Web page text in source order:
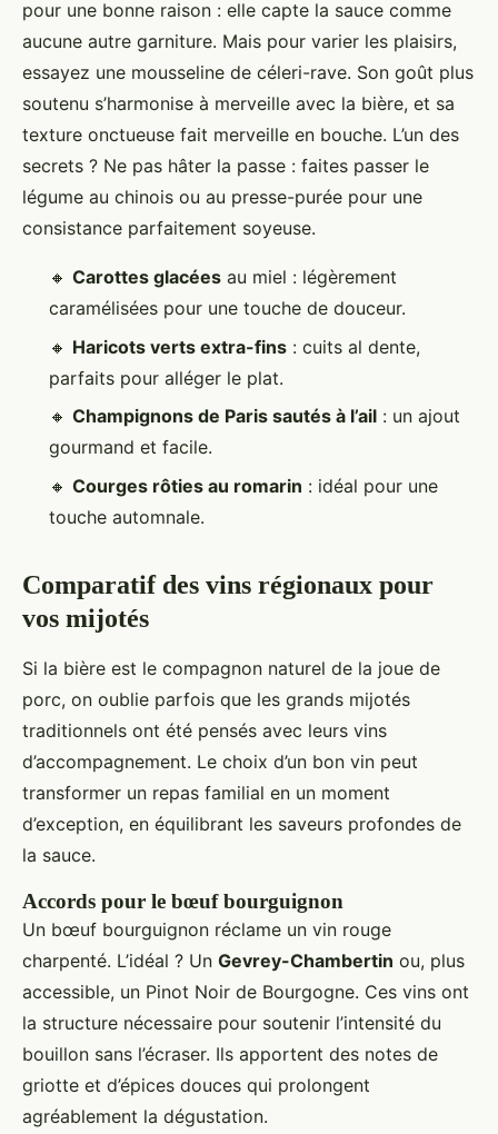
pour une bonne raison : elle capte la sauce comme
aucune autre garniture. Mais pour varier les plaisirs,
essayez une mousseline de céleri-rave. Son goût plus
soutenu s’harmonise à merveille avec la bière, et sa
texture onctueuse fait merveille en bouche. L’un des
secrets ? Ne pas hâter la passe : faites passer le
légume au chinois ou au presse-purée pour une
consistance parfaitement soyeuse.
🔸 Carottes glacées au miel : légèrement
caramélisées pour une touche de douceur.
🔸 Haricots verts extra-fins : cuits al dente,
parfaits pour alléger le plat.
🔸 Champignons de Paris sautés à l’ail : un ajout
gourmand et facile.
🔸 Courges rôties au romarin : idéal pour une
touche automnale.
Comparatif des vins régionaux pour
vos mijotés
Si la bière est le compagnon naturel de la joue de
porc, on oublie parfois que les grands mijotés
traditionnels ont été pensés avec leurs vins
d’accompagnement. Le choix d’un bon vin peut
transformer un repas familial en un moment
d’exception, en équilibrant les saveurs profondes de
la sauce.
Accords pour le bœuf bourguignon
Un bœuf bourguignon réclame un vin rouge
charpenté. L’idéal ? Un Gevrey-Chambertin ou, plus
accessible, un Pinot Noir de Bourgogne. Ces vins ont
la structure nécessaire pour soutenir l’intensité du
bouillon sans l’écraser. Ils apportent des notes de
griotte et d’épices douces qui prolongent
agréablement la dégustation.